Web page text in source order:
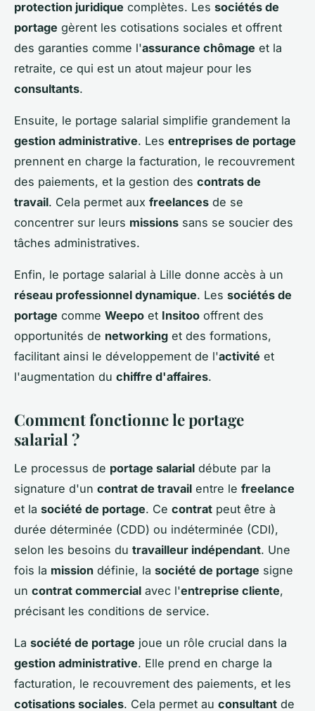
protection juridique complètes. Les sociétés de
portage gèrent les cotisations sociales et offrent
des garanties comme l'assurance chômage et la
retraite, ce qui est un atout majeur pour les
consultants.
Ensuite, le portage salarial simplifie grandement la
gestion administrative. Les entreprises de portage
prennent en charge la facturation, le recouvrement
des paiements, et la gestion des contrats de
travail. Cela permet aux freelances de se
concentrer sur leurs missions sans se soucier des
tâches administratives.
Enfin, le portage salarial à Lille donne accès à un
réseau professionnel dynamique. Les sociétés de
portage comme Weepo et Insitoo offrent des
opportunités de networking et des formations,
facilitant ainsi le développement de l'activité et
l'augmentation du chiffre d'affaires.
Comment fonctionne le portage
salarial ?
Le processus de portage salarial débute par la
signature d'un contrat de travail entre le freelance
et la société de portage. Ce contrat peut être à
durée déterminée (CDD) ou indéterminée (CDI),
selon les besoins du travailleur indépendant. Une
fois la mission définie, la société de portage signe
un contrat commercial avec l'entreprise cliente,
précisant les conditions de service.
La société de portage joue un rôle crucial dans la
gestion administrative. Elle prend en charge la
facturation, le recouvrement des paiements, et les
cotisations sociales. Cela permet au consultant de